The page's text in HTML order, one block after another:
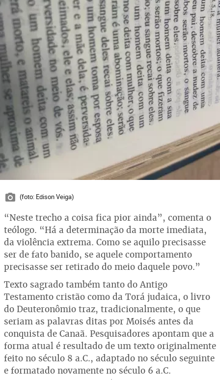
(foto: Edison Veiga)
“Neste trecho a coisa fica pior ainda”, comenta o
teólogo. “Há a determinação da morte imediata,
da violência extrema. Como se aquilo precisasse
ser de fato banido, se aquele comportamento
precisasse ser retirado do meio daquele povo.”
Texto sagrado também tanto do Antigo
Testamento cristão como da Torá judaica, o livro
do Deuteronômio traz, tradicionalmente, o que
seriam as palavras ditas por Moisés antes da
conquista de Canaã. Pesquisadores apontam que a
forma atual é resultado de um texto originalmente
feito no século 8 a.C., adaptado no século seguinte
e formatado novamente no século 6 a.C.